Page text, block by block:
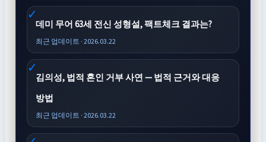
데미 무어 63세 전신 성형설, 팩트체크 결과는?
최근 업데이트 · 2026.03.22
김의성, 법적 혼인 거부 사연 — 법적 근거와 대응
방법
최근 업데이트 · 2026.03.22